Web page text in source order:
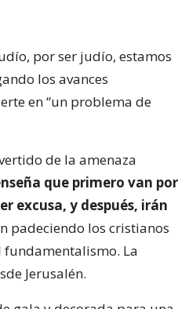
por ser judío, estamos
los avances
en “un problema de
de la amenaza
que primero van por
excusa, y después, irán
padeciendo los cristianos
fundamentalismo. La
Jerusalén.